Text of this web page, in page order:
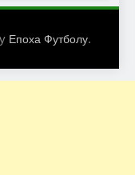
Епоха Футболу.